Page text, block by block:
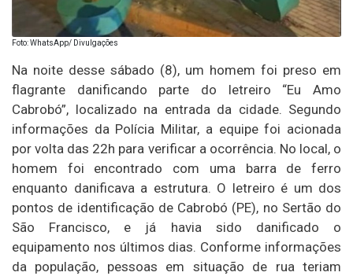
Foto: WhatsApp/ Divulgações
Na noite desse sábado (8), um homem foi preso em
flagrante danificando parte do letreiro “Eu Amo
Cabrobó”, localizado na entrada da cidade. Segundo
informações da Polícia Militar, a equipe foi acionada
por volta das 22h para verificar a ocorrência. No local, o
homem foi encontrado com uma barra de ferro
enquanto danificava a estrutura. O letreiro é um dos
pontos de identificação de Cabrobó (PE), no Sertão do
São Francisco, e já havia sido danificado o
equipamento nos últimos dias. Conforme informações
da população, pessoas em situação de rua teriam